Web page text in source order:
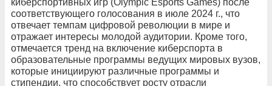
киберспортивных игр (Olympic Esports Games) после
соответствующего голосования в июле 2024 г., что
отвечает темпам цифровой революции в мире и
отражает интересы молодой аудитории. Кроме того,
отмечается тренд на включение киберспорта в
образовательные программы ведущих мировых вузов,
которые инициируют различные программы и
стипендии, что способствует росту отрасли